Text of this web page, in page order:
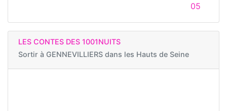
05
LES CONTES DES 1001NUITS
Sortir à GENNEVILLIERS dans les Hauts de Seine